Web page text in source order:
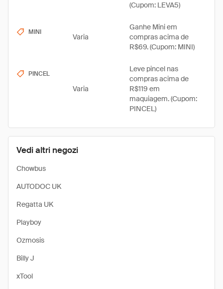
Vedi altri negozi
Chowbus
AUTODOC UK
Regatta UK
Playboy
Ozmosis
Billy J
xTool
(Cupom: LEVA5)
MINI
Varia
Ganhe Mini em
compras acima de
R$69. (Cupom: MINI)
PINCEL
Varia
Leve pincel nas
compras acima de
R$119 em
maquiagem. (Cupom:
PINCEL)